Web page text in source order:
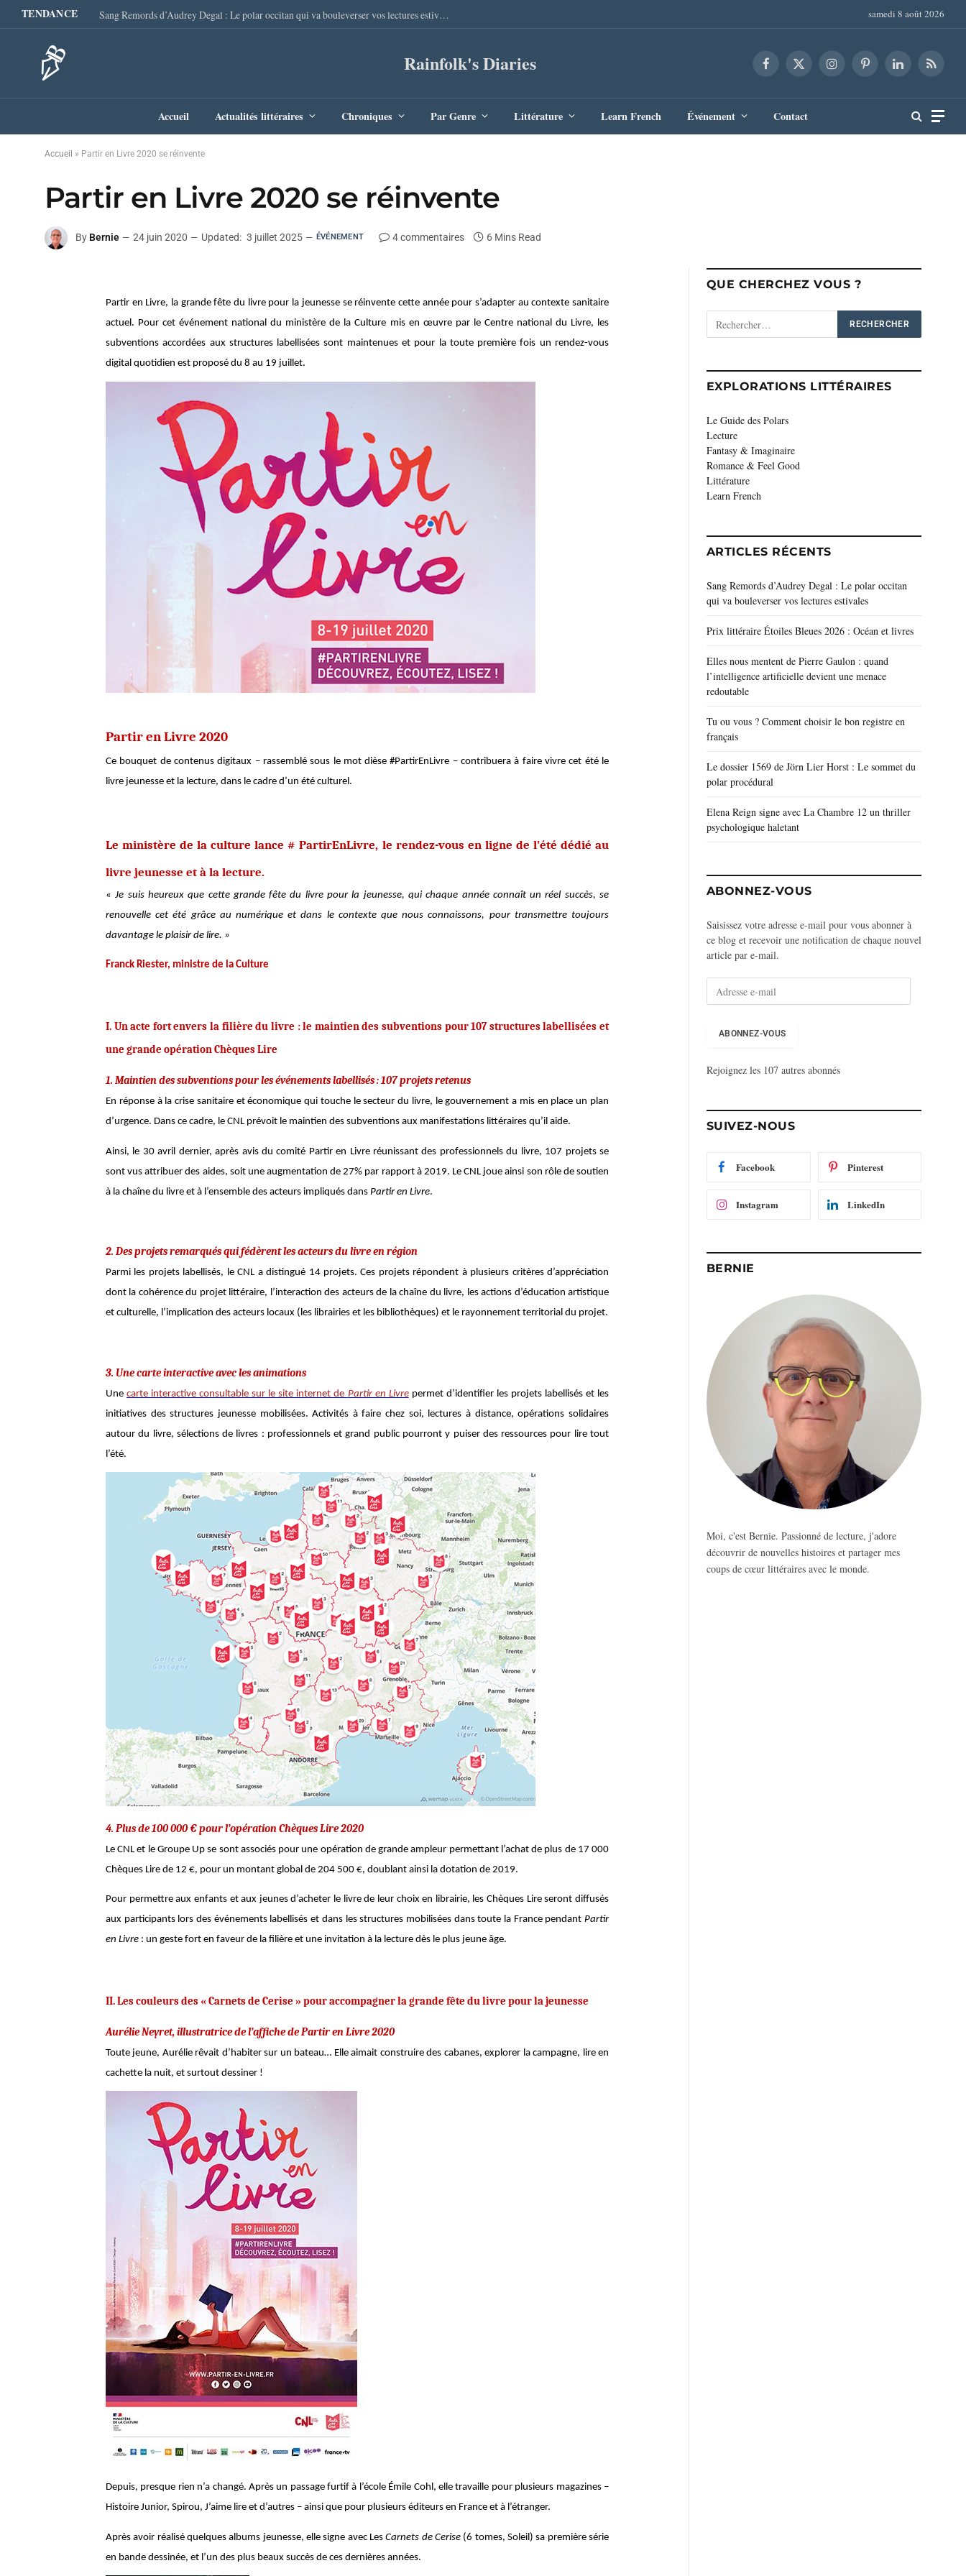
TENDANCE Sang Remords d’Audrey Degal : Le polar occitan qui va bouleverser vos lectures estivales samedi 8 août 2026
Rainfolk's Diaries Facebook
X
InstagramPinterestLinkedInRSS
Accueil Actualités littéraires Chroniques Par Genre Littérature Learn French Événement Contact
Accueil » Partir en Livre 2020 se réinvente
Partir en Livre 2020 se réinvente
By Bernie 24 juin 2020 Updated: 3 juillet 2025 ÉVÉNEMENT 4 commentaires 6 Mins Read
Partir en Livre, la grande fête du livre pour la jeunesse se réinvente cette année pour s’adapter au contexte sanitaire
actuel. Pour cet événement national du ministère de la Culture mis en œuvre par le Centre national du Livre, les
subventions accordées aux structures labellisées sont maintenues et pour la toute première fois un rendez-vous
digital quotidien est proposé du 8 au 19 juillet.
Partir en Livre 2020
Ce bouquet de contenus digitaux – rassemblé sous le mot dièse #PartirEnLivre – contribuera à faire vivre cet été le
livre jeunesse et la lecture, dans le cadre d’un été culturel.
Le ministère de la culture lance # PartirEnLivre, le rendez-vous en ligne de l’été dédié au
livre jeunesse et à la lecture.
«Je suis heureux que cette grande fête du livre pour la jeunesse, qui chaque année connaît un réel succès, se
renouvelle cet été grâce au numérique et dans le contexte que nous connaissons, pour transmettre toujours
davantage le plaisir de lire. »
Franck Riester, ministre de la Culture
I. Un acte fort envers la filière du livre : le maintien des subventions pour 107 structures labellisées et
une grande opération Chèques Lire
1. Maintien des subventions pour les événements labellisés : 107 projets retenus
En réponse à la crise sanitaire et économique qui touche le secteur du livre, le gouvernement a mis en place un plan
d’urgence. Dans ce cadre, le CNL prévoit le maintien des subventions aux manifestations littéraires qu’il aide.
Ainsi, le 30 avril dernier, après avis du comité Partir en Livre réunissant des professionnels du livre, 107 projets se
sont vus attribuer des aides, soit une augmentation de 27% par rapport à 2019. Le CNL joue ainsi son rôle de soutien
à la chaîne du livre et à l’ensemble des acteurs impliqués dans Partir en Livre.
2. Des projets remarqués qui fédèrent les acteurs du livre en région
Parmi les projets labellisés, le CNL a distingué 14 projets. Ces projets répondent à plusieurs critères d’appréciation
dont la cohérence du projet littéraire, l’interaction des acteurs de la chaîne du livre, les actions d’éducation artistique
et culturelle, l’implication des acteurs locaux (les librairies et les bibliothèques) et le rayonnement territorial du projet.
3. Une carte interactive avec les animations
Unecarte interactive consultable sur le site internet de Partir en Livre permet d’identifier les projets labellisés et les
initiatives des structures jeunesse mobilisées. Activités à faire chez soi, lectures à distance, opérations solidaires
autour du livre, sélections de livres : professionnels et grand public pourront y puiser des ressources pour lire tout
l’été.
4. Plus de 100 000 € pour l’opération Chèques Lire 2020
Le CNL et le Groupe Up se sont associés pour une opération de grande ampleur permettant l’achat de plus de 17 000
Chèques Lire de 12 €, pour un montant global de 204 500 €, doublant ainsi la dotation de 2019.
Pour permettre aux enfants et aux jeunes d’acheter le livre de leur choix en librairie, les Chèques Lire seront diffusés
aux participants lors des événements labellisés et dans les structures mobilisées dans toute la France pendant Partir
en Livre : un geste fort en faveur de la filière et une invitation à la lecture dès le plus jeune âge.
II. Les couleurs des « Carnets de Cerise » pour accompagner la grande fête du livre pour la jeunesse
Aurélie Neyret, illustratrice de l’affiche de Partir en Livre 2020
Toute jeune, Aurélie rêvait d’habiter sur un bateau… Elle aimait construire des cabanes, explorer la campagne, lire en
cachette la nuit, et surtout dessiner !
Depuis, presque rien n’a changé. Après un passage furtif à l’école Émile Cohl, elle travaille pour plusieurs magazines –
Histoire Junior, Spirou, J’aime lire et d’autres – ainsi que pour plusieurs éditeurs en France et à l’étranger.
Après avoir réalisé quelques albums jeunesse, elle signe avec LesCarnets de Cerise (6 tomes, Soleil) sa première série
en bande dessinée, et l’un des plus beaux succès de ces dernières années.
QUE CHERCHEZ VOUS ?
EXPLORATIONS LITTÉRAIRES
Le Guide des Polars
Lecture
Fantasy & Imaginaire
Romance & Feel Good
Littérature
Learn French
ARTICLES RÉCENTS
Sang Remords d’Audrey Degal : Le polar occitan
qui va bouleverser vos lectures estivales
Prix littéraire Étoiles Bleues 2026 : Océan et livres
Elles nous mentent de Pierre Gaulon : quand
l’intelligence artificielle devient une menace
redoutable
Tu ou vous ? Comment choisir le bon registre en
français
Le dossier 1569 de Jörn Lier Horst : Le sommet du
polar procédural
Elena Reign signe avec La Chambre 12 un thriller
psychologique haletant
ABONNEZ-VOUS
Saisissez votre adresse e-mail pour vous abonner à
ce blog et recevoir une notification de chaque nouvel
article par e-mail.
e
m
a
ABONNEZ-VOUS
Rejoignez les 107 autres abonnés
SUIVEZ-NOUS
Facebook Pinterest
Instagram LinkedIn
BERNIE
Moi, c'est Bernie. Passionné de lecture, j'adore
découvrir de nouvelles histoires et partager mes
coups de cœur littéraires avec le monde.